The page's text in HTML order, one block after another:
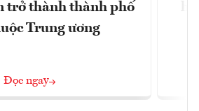
trở thành thành phố
Trung ương
Đọc ngay